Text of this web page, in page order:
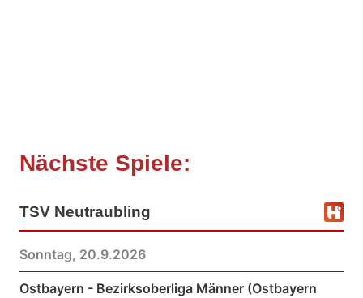
Nächste Spiele:
TSV Neutraubling
Sonntag, 20.9.2026
Ostbayern - Bezirksoberliga Männer (Ostbayern